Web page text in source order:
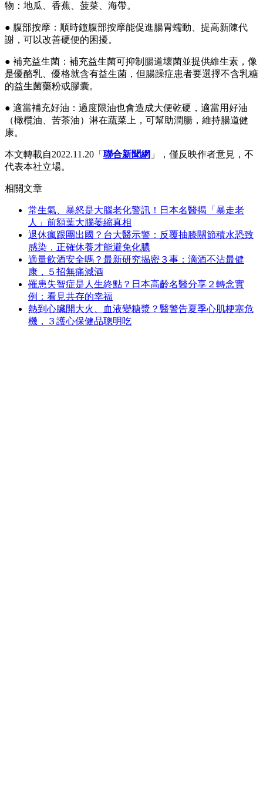
物：地瓜、香蕉、菠菜、海帶。
● 腹部按摩：順時鐘腹部按摩能促進腸胃蠕動、提高新陳代
謝，可以改善硬便的困擾。
● 補充益生菌：補充益生菌可抑制腸道壞菌並提供維生素，像
是優酪乳、優格就含有益生菌，但腸躁症患者要選擇不含乳糖
的益生菌藥粉或膠囊。
● 適當補充好油：過度限油也會造成大便乾硬，適當用好油
（橄欖油、苦茶油）淋在蔬菜上，可幫助潤腸，維持腸道健
康。
本文轉載自2022.11.20「 聯合新聞網 」，僅反映作者意見，不
代表本社立場。
相關文章
常生氣、暴怒是大腦老化警訊！日本名醫揭「暴走老
人」前額葉大腦萎縮真相
退休瘋跟團出國？台大醫示警：反覆抽膝關節積水恐致
感染，正確休養才能避免化膿
適量飲酒安全嗎？最新研究揭密３事：滴酒不沾最健
康，５招無痛減酒
罹患失智症是人生終點？日本高齡名醫分享２轉念實
例：看見共存的幸福
熱到心臟開大火、血液變糖漿？醫警告夏季心肌梗塞危
機，３護心保健品聰明吃